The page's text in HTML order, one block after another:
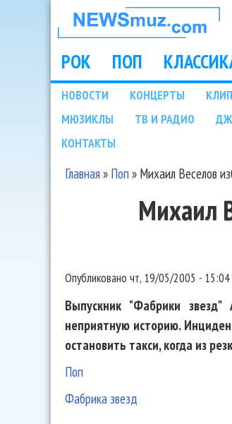
НОВОСТИ
МУЗЫКИ И
ШОУ БИЗНЕСА
NEWSMUZ.COM
Main menu
РОК ПОП
Подразделы
НОВОСТИ КОНЦЕРТЫ
МЮЗИКЛЫ
ТВ И РАДИО
КОНТАКТЫ
Главная» Поп» Михаил Веселов
Михаил
Опубликовано чт, 19/05/2005 - 15:04
Выпускник "Фабрики
неприятную историю.
остановить такси, когда из
Поп
Фабрика звезд